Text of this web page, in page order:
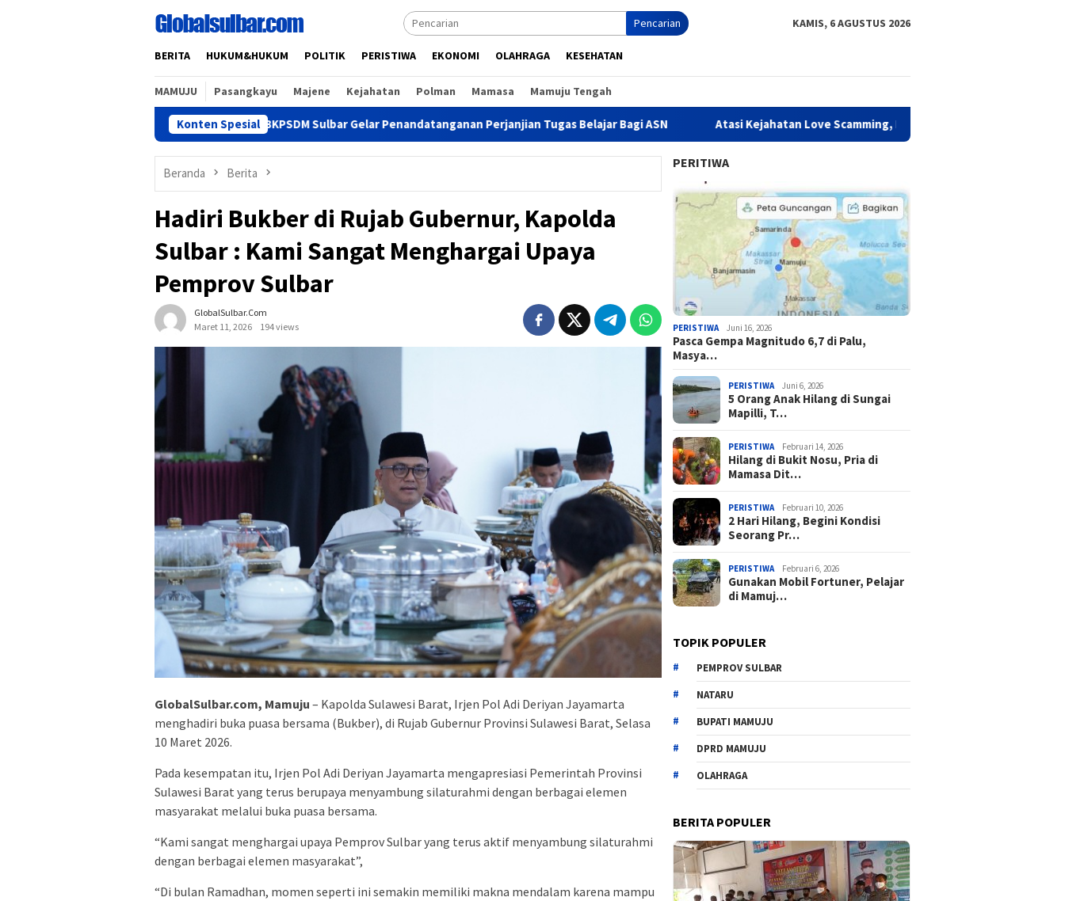
Pencarian KAMIS, 6 AGUSTUS 2026
BERITA HUKUM&HUKUM POLITIK PERISTIWA EKONOMI OLAHRAGA KESEHATAN
MAMUJU Pasangkayu Majene Kejahatan Polman Mamasa Mamuju Tengah
Konten Spesial
BKPSDM Sulbar Gelar Penandatanganan Perjanjian Tugas Belajar Bagi ASN Atasi Kejahatan Love Scamming, Diskominfo Sulbar Perkuat Literasi Digital
Beranda Berita
Hadiri Bukber di Rujab Gubernur, Kapolda
Sulbar : Kami Sangat Menghargai Upaya
Pemprov Sulbar
GlobalSulbar.com
Maret 11, 2026
194 views
GlobalSulbar.com, Mamuju – Kapolda Sulawesi Barat, Irjen Pol Adi Deriyan Jayamarta
menghadiri buka puasa bersama (Bukber), di Rujab Gubernur Provinsi Sulawesi Barat, Selasa
10 Maret 2026.
Pada kesempatan itu, Irjen Pol Adi Deriyan Jayamarta mengapresiasi Pemerintah Provinsi
Sulawesi Barat yang terus berupaya menyambung silaturahmi dengan berbagai elemen
masyarakat melalui buka puasa bersama.
“Kami sangat menghargai upaya Pemprov Sulbar yang terus aktif menyambung silaturahmi
dengan berbagai elemen masyarakat”,
“Di bulan Ramadhan, momen seperti ini semakin memiliki makna mendalam karena mampu
PERITIWA
PERISTIWA Juni 16, 2026
Pasca Gempa Magnitudo 6,7 di Palu,
Masya…
PERISTIWA Juni 6, 2026
5 Orang Anak Hilang di Sungai
Mapilli, T…
PERISTIWA Februari 14, 2026
Hilang di Bukit Nosu, Pria di
Mamasa Dit…
PERISTIWA Februari 10, 2026
2 Hari Hilang, Begini Kondisi
Seorang Pr…
PERISTIWA Februari 6, 2026
Gunakan Mobil Fortuner, Pelajar
di Mamuj…
TOPIK POPULER
PEMPROV SULBAR
NATARU
BUPATI MAMUJU
DPRD MAMUJU
OLAHRAGA
BERITA POPULER